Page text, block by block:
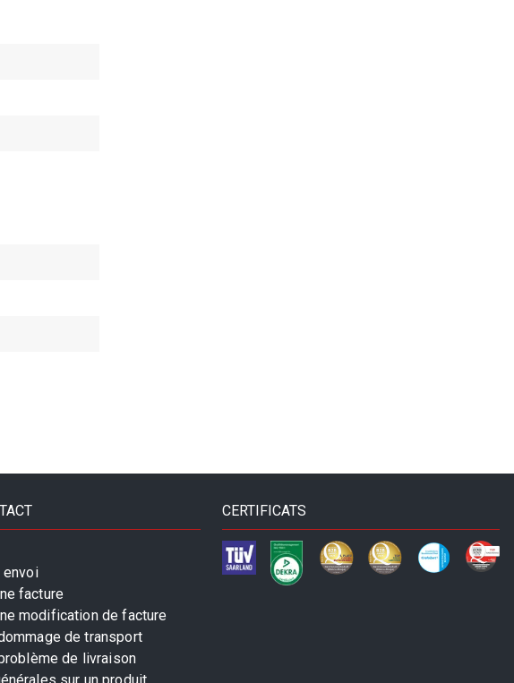
envoi
facture
modification de facture
de transport
de livraison
CERTIFICATS